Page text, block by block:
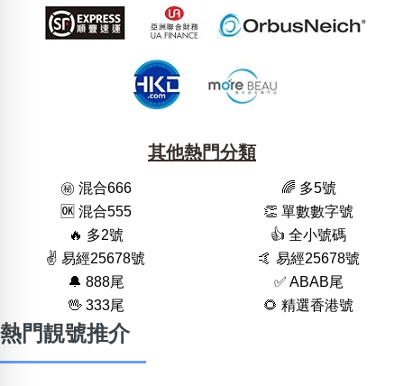
其他熱門分類
㊙️ 混合666
🌈 多5號
🆗️ 混合555
👏 單數數字號
🔥 多2號
👍 全小號碼
✌️ 易經25678號
🤙 易經25678號
🔔 888尾
✅ ABAB尾
🖖 333尾
🌻 精選香港號
熱門靚號推介